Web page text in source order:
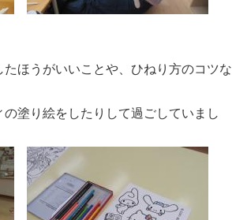
ほうがいいことや、ひねり方のコツな
塗り絵をしたりして過ごしていまし